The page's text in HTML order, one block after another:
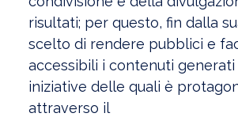
risultati; per questo, fin dalla
scelto di rendere pubblici e
accessibili i contenuti generati
iniziative delle quali è
attraverso il